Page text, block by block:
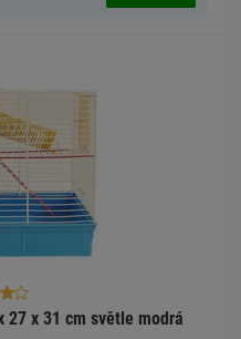
27 x 31 cm světle modrá